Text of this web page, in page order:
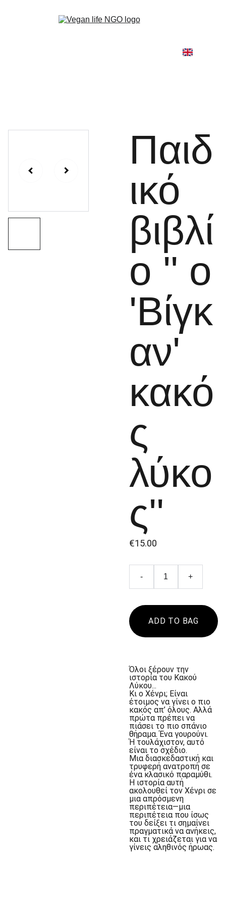
Παιδ
ικό
βιβλί
ο '' ο
'Βίγκ
αν'
κακό
ς
λύκο
ς''
€15.00
- +
ADD TO BAG
Όλοι ξέρουν την
ιστορία του Κακού
Λύκου...
Κι ο Χένρι; Είναι
έτοιμος να γίνει ο πιο
κακός απ’ όλους. Αλλά
πρώτα πρέπει να
πιάσει το πιο σπάνιο
θήραμα. Ένα γουρούνι.
Ή τουλάχιστον, αυτό
είναι το σχέδιο.
Μια διασκεδαστική και
τρυφερή ανατροπή σε
ένα κλασικό παραμύθι.
Η ιστορία αυτή
ακολουθεί τον Χένρι σε
μια απρόσμενη
περιπέτεια—μια
περιπέτεια που ίσως
του δείξει τι σημαίνει
πραγματικά να ανήκεις,
και τι χρειάζεται για να
γίνεις αληθινός ήρωας.